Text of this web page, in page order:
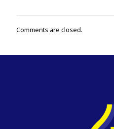
Comments are closed.